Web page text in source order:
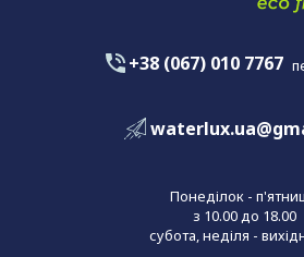
+38 (067) 010 7767
Понеділок -
з 10.00 до 18.00
субота, неділя -